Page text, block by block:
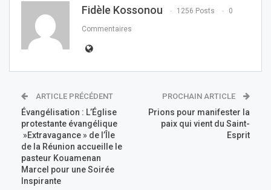
Fidèle Kossonou 1256 Posts 0
Commentaires
ARTICLE PRÉCÉDENT
Évangélisation : L’Église
protestante évangélique
»Extravagance » de l’Île
de la Réunion accueille le
pasteur Kouamenan
Marcel pour une Soirée
Inspirante
PROCHAIN ARTICLE
Prions pour manifester la
paix qui vient du Saint-
Esprit